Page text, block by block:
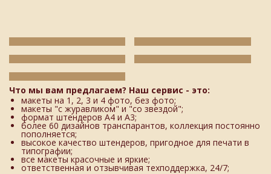
Что мы вам предлагаем? Наш сервис - это:
макеты на 1, 2, 3 и 4 фото, без фото;
макеты "с журавликом" и "со звездой";
формат штендеров А4 и А3;
более 60 дизайнов транспарантов, коллекция постоянно
пополняется;
высокое качество штендеров, пригодное для печати в
типографии;
все макеты красочные и яркие;
ответственная и отзывчивая техподдержка, 24/7;